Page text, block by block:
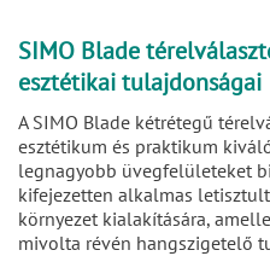
SIMO Blade
esztétikai tulajdonságai
A SIMO Blade kétrétegű
esztétikum és praktikum
legnagyobb üvegfelületeket
kifejezetten alkalmas
környezet kialakítására,
mivolta révén hangszigetelő